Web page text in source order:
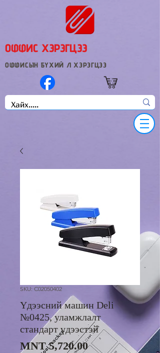
ОФФИС ХЭРЭГЦЭЭ
ОФФИСЫН БҮХИЙ Л ХЭРЭГЦЭЭ
SKU: C02050402
Үдээсний машин Deli
№0425, уламжлалт
стандарт үдээстэй
MNT 5,720.00Price